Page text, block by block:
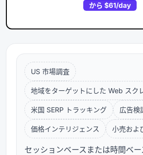
から $61/day
US 市場調査
地域をターゲットにした Web スク
米国 SERP トラッキング 広告検
価格インテリジェンス 小売およ
セッションベースまたは時間ベ